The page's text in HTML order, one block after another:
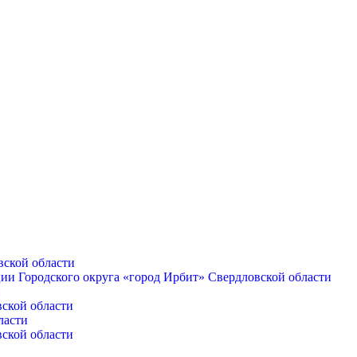
области
Городского округа «город Ирбит» Свердловской области
области
области